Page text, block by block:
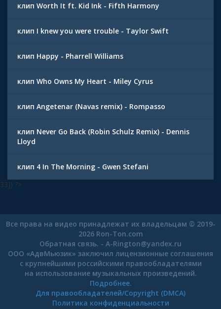
клип Worth It ft. Kid Ink - Fifth Harmony
клип I knew you were trouble - Taylor Swift
клип Happy - Pharrell Williams
клип Who Owns My Heart - Miley Cyrus
клип Angetenar (Navas remix) - Rompasso
клип Never Go Back (Robin Schulz Remix) - Dennis
Lloyd
клип 4 In The Morning - Gwen Stefani
33]) ?>
Все права на видео принадлежат их владельцам © 2019-
2026 Ron-Ton.com
Обратная связь. - A-Rington@yandex.ru
ООО «АдвМьюзик» заключил лицензионные соглашения
с крупнейшими российскими правообладателями
на использование музыкальных произведений.
Подробнее.
Для правообладателей/Copyright (DMCA)
Политика конфиденциальности